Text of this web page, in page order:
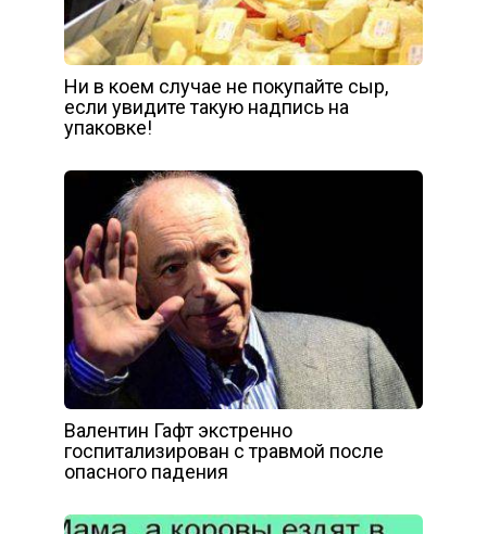
Ни в коем случае не покупайте сыр,
если увидите такую надпись на
упаковке!
Валентин Гафт экстренно
госпитализирован с травмой после
опасного падения